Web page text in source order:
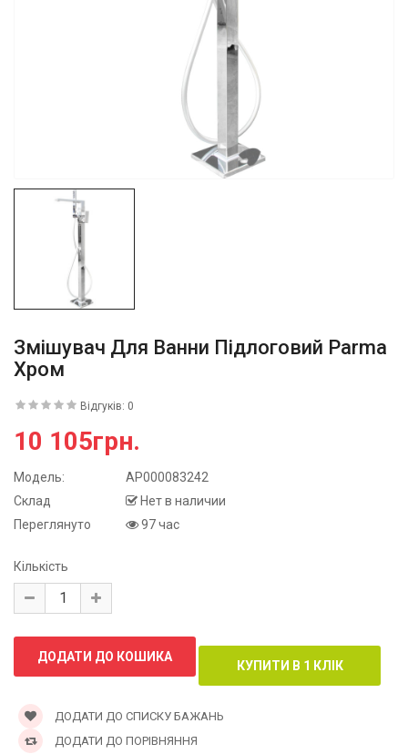
Змішувач Для Ванни Підлоговий Parma
Хром
Відгуків: 0
10 105грн.
Модель:
АР000083242
Склад
Нет в наличии
Переглянуто
97 час
Кількість
ДОДАТИ ДО СПИСКУ БАЖАНЬ
ДОДАТИ ДО ПОРІВНЯННЯ